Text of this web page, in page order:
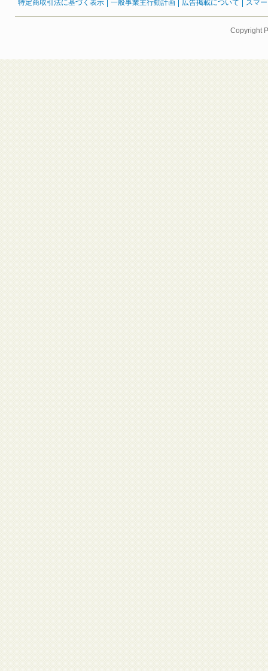
特定商取引法に基づく表示
一般事業主行動計画 広告掲載について スマ
Copyright